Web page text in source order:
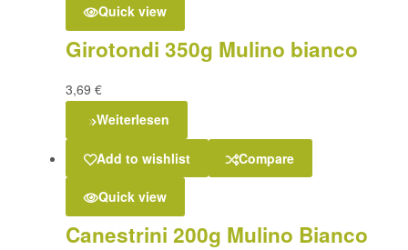
Quick view
Girotondi 350g Mulino bianco
3,69 €
Weiterlesen
Add to wishlist Compare
Quick view
Canestrini 200g Mulino Bianco